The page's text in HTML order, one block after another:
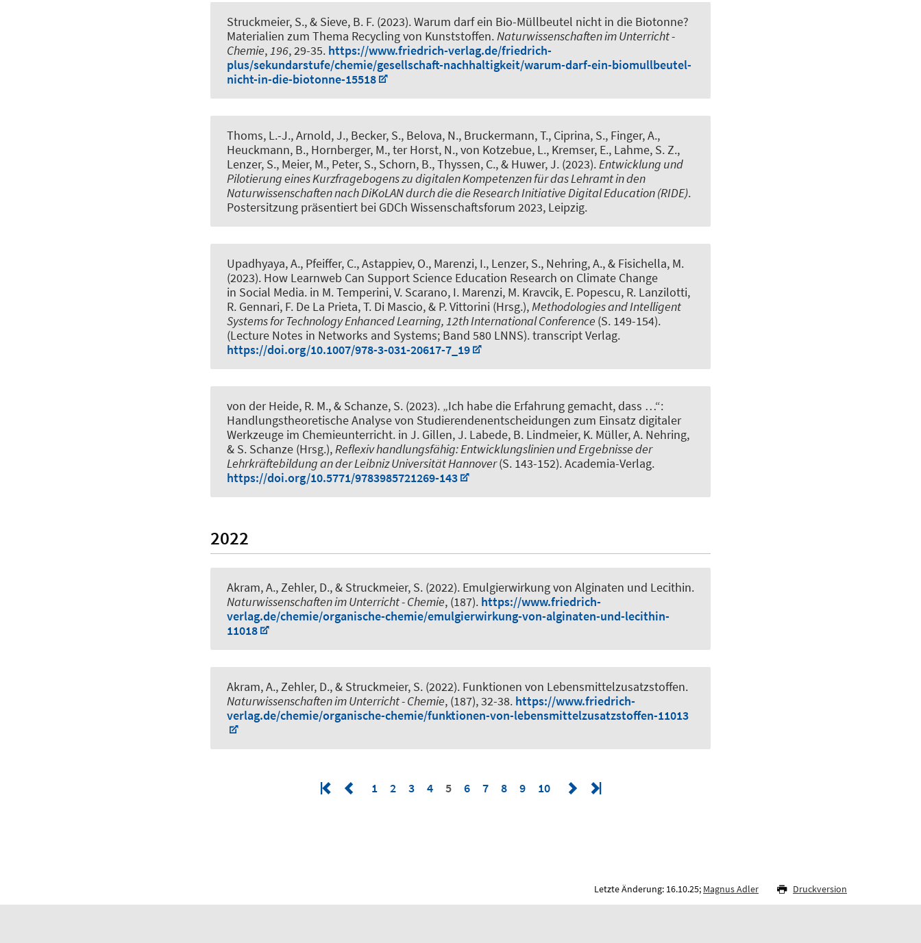
Struckmeier, S., & Sieve, B. F. (2023).Warum darf ein Bio-Müllbeutel nicht in die Biotonne?
Materialien zum Thema Recycling von Kunststoffen.Naturwissenschaften im Unterricht -
Chemie,196, 29-35. https://www.friedrich-verlag.de/friedrich-
plus/sekundarstufe/chemie/gesellschaft-nachhaltigkeit/warum-darf-ein-biomullbeutel-
nicht-in-die-biotonne-15518
Thoms, L.-J., Arnold, J., Becker, S., Belova, N., Bruckermann, T., Ciprina, S., Finger, A.,
Heuckmann, B., Hornberger, M., ter Horst, N., von Kotzebue, L., Kremser, E., Lahme, S. Z.,
Lenzer, S., Meier, M., Peter, S., Schorn, B., Thyssen, C., & Huwer, J. (2023).Entwicklung und
Pilotierung eines Kurzfragebogens zu digitalen Kompetenzen für das Lehramt in den
Naturwissenschaften nach DiKoLAN durch die die Research Initiative Digital Education (RIDE).
Postersitzung präsentiert bei GDCh Wissenschaftsforum 2023, Leipzig.
Upadhyaya, A., Pfeiffer, C., Astappiev, O., Marenzi, I., Lenzer, S., Nehring, A., & Fisichella, M.
(2023). How Learnweb Can Support Science Education Research on Climate Change
in Social Media. in M. Temperini, V. Scarano, I. Marenzi, M. Kravcik, E. Popescu, R. Lanzilotti,
R. Gennari, F. De La Prieta, T. Di Mascio, & P. Vittorini (Hrsg.),Methodologies and Intelligent
Systems for Technology Enhanced Learning, 12th International Conference (S. 149-154).
(Lecture Notes in Networks and Systems; Band 580 LNNS). transcript Verlag.
https://doi.org/10.1007/978-3-031-20617-7_19
von der Heide, R. M., & Schanze, S. (2023). „Ich habe die Erfahrung gemacht, dass …“:
Handlungstheoretische Analyse von Studierendenentscheidungen zum Einsatz digitaler
Werkzeuge im Chemieunterricht. in J. Gillen, J. Labede, B. Lindmeier, K. Müller, A. Nehring,
& S. Schanze (Hrsg.),Reflexiv handlungsfähig: Entwicklungslinien und Ergebnisse der
Lehrkräftebildung an der Leibniz Universität Hannover(S. 143-152). Academia-Verlag.
https://doi.org/10.5771/9783985721269-143
2022
Akram, A., Zehler, D., & Struckmeier, S. (2022). Emulgierwirkung von Alginaten und Lecithin.
Naturwissenschaften im Unterricht - Chemie, (187). https://www.friedrich-
verlag.de/chemie/organische-chemie/emulgierwirkung-von-alginaten-und-lecithin-
11018
Akram, A., Zehler, D., & Struckmeier, S. (2022). Funktionen von Lebensmittelzusatzstoffen.
Naturwissenschaften im Unterricht - Chemie, (187), 32-38. https://www.friedrich-
verlag.de/chemie/organische-chemie/funktionen-von-lebensmittelzusatzstoffen-11013
1 2 3 4 5 6 7 8 9 10
Letzte Änderung: 16.10.25; Magnus Adler Druckversion